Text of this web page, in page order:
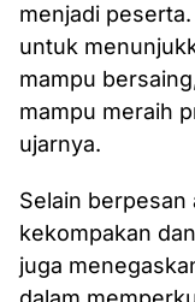
menjadi
untuk
mampu
mampu meraih
ujarnya.
Selain berpesan
kekompakan
juga